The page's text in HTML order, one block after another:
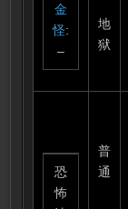
金
怪:
–
地
狱
恐
怖
普
通